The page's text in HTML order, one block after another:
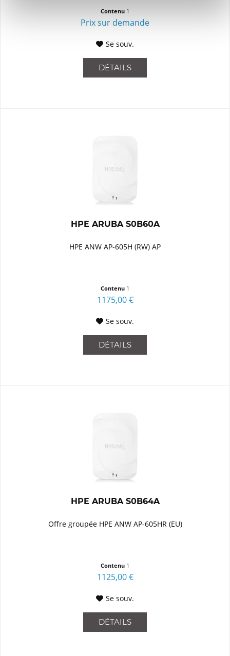
Contenu 1
Prix sur demande
Se souv.
DÉTAILS
HPE ARUBA S0B60A
HPE ANW AP-605H (RW) AP
Contenu 1
1175,00 €
Se souv.
DÉTAILS
HPE ARUBA S0B64A
Offre groupée HPE ANW AP-605HR (EU)
Contenu 1
1125,00 €
Se souv.
DÉTAILS